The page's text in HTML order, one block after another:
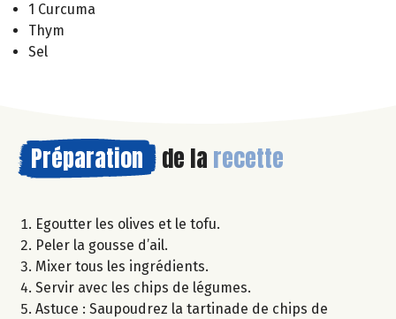
1 Curcuma
Thym
Sel
Préparation de la recette
Egoutter les olives et le tofu.
Peler la gousse d’ail.
Mixer tous les ingrédients.
Servir avec les chips de légumes.
Astuce : Saupoudrez la tartinade de chips de